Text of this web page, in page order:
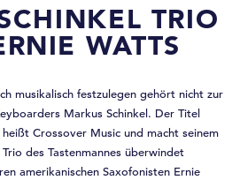
TRIO
WATTS
musikalisch festzulegen gehört nicht zur
Markus Schinkel. Der Titel
Crossover Music und macht seinem
des Tastenmannes überwindet
amerikanischen Saxofonisten Ernie